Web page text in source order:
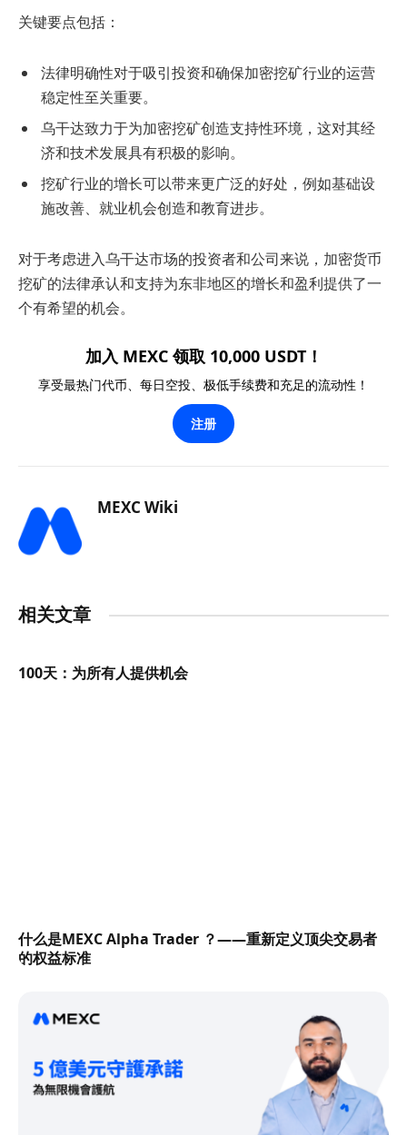
关键要点包括：
法律明确性对于吸引投资和确保加密挖矿行业的运营
稳定性至关重要。
乌干达致力于为加密挖矿创造支持性环境，这对其经
济和技术发展具有积极的影响。
挖矿行业的增长可以带来更广泛的好处，例如基础设
施改善、就业机会创造和教育进步。
对于考虑进入乌干达市场的投资者和公司来说，加密货币
挖矿的法律承认和支持为东非地区的增长和盈利提供了一
个有希望的机会。
加入 MEXC 领取 10,000 USDT！
享受最热门代币、每日空投、极低手续费和充足的流动性！
注册
MEXC Wiki
相关文章
100天：为所有人提供机会
什么是MEXC Alpha Trader ？——重新定义顶尖交易者
的权益标准